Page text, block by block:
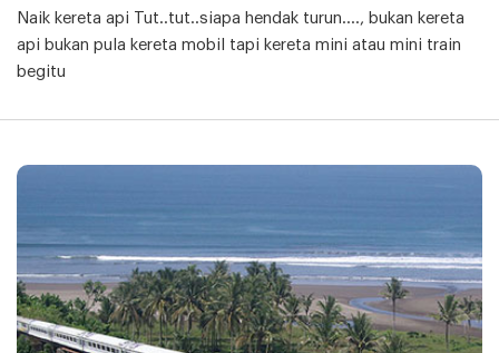
Naik kereta api Tut..tut..siapa hendak turun...., bukan kereta
api bukan pula kereta mobil tapi kereta mini atau mini train
begitu